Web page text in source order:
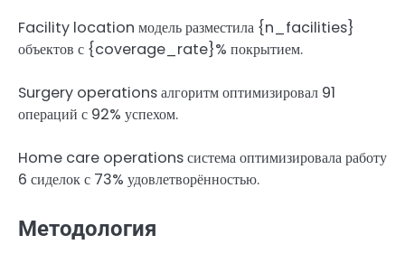
Facility location модель разместила {n_facilities}
объектов с {coverage_rate}% покрытием.
Surgery operations алгоритм оптимизировал 91
операций с 92% успехом.
Home care operations система оптимизировала работу
6 сиделок с 73% удовлетворённостью.
Методология